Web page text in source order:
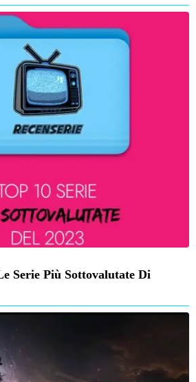
Serie Più Sottovalutate Di